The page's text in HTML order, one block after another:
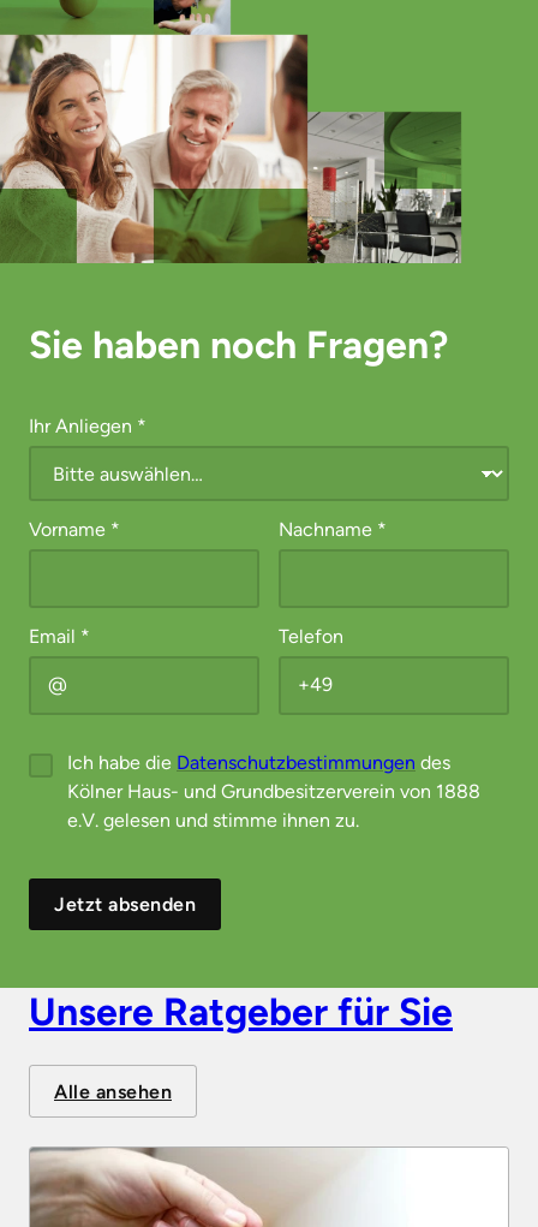
Sie haben noch Fragen?
Ihr Anliegen *
Vorname * Nachname *
Email * Telefon
Ich habe die Datenschutzbestimmungen des
Kölner Haus- und Grundbesitzerverein von 1888
e.V. gelesen und stimme ihnen zu.
Jetzt absenden
Unsere Ratgeber für Sie
Alle ansehen